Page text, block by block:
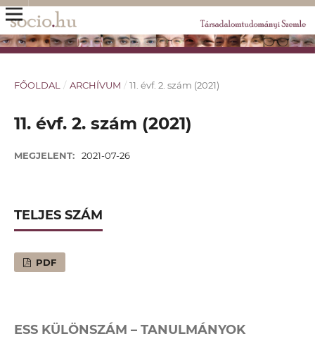
FŐOLDAL / ARCHÍVUM / 11. évf. 2. szám (2021)
11. évf. 2. szám (2021)
MEGJELENT: 2021-07-26
TELJES SZÁM
PDF
ESS KÜLÖNSZÁM – TANULMÁNYOK